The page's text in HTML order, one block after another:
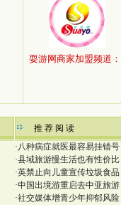
推 荐 阅 读
·八种病症就医最容易挂错号
·县域旅游慢生活也有性价比
·英禁止向儿童宣传垃圾食品
·中国出境游重启去中亚旅游
·社交媒体增青少年抑郁风险